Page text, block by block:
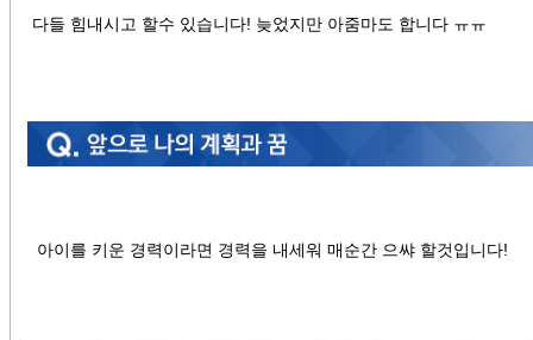
다들 힘내시고 할수 있습니다! 늦었지만 아줌마도 합니다 ㅠㅠ
아이를 키운 경력이라면 경력을 내세워 매순간 으쌰 할것입니다!